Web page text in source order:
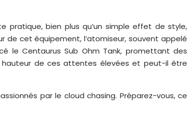
pratique, bien plus qu’un simple effet de style,
cet équipement, l’atomiseur, souvent appelé
le Centaurus Sub Ohm Tank, promettant des
hauteur de ces attentes élevées et peut-il être
par le cloud chasing. Préparez-vous, ce